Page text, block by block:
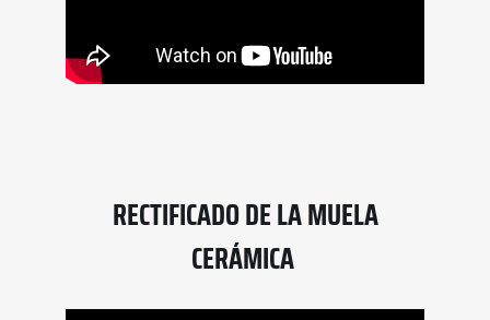
RECTIFICADO DE LA MUELA
CERÁMICA